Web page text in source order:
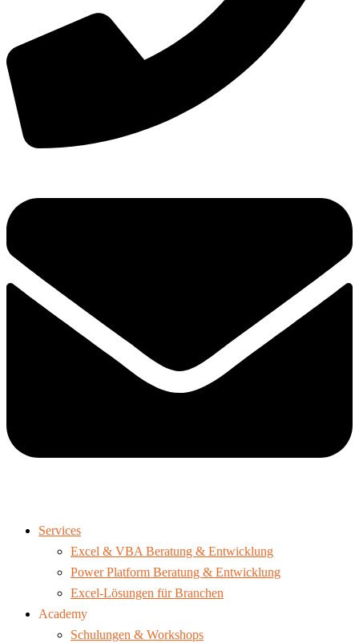
Services
Excel & VBA Beratung & Entwicklung
Power Platform Beratung & Entwicklung
Excel-Lösungen für Branchen
Academy
Schulungen & Workshops